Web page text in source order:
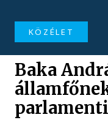
KÖZÉLET
Baka